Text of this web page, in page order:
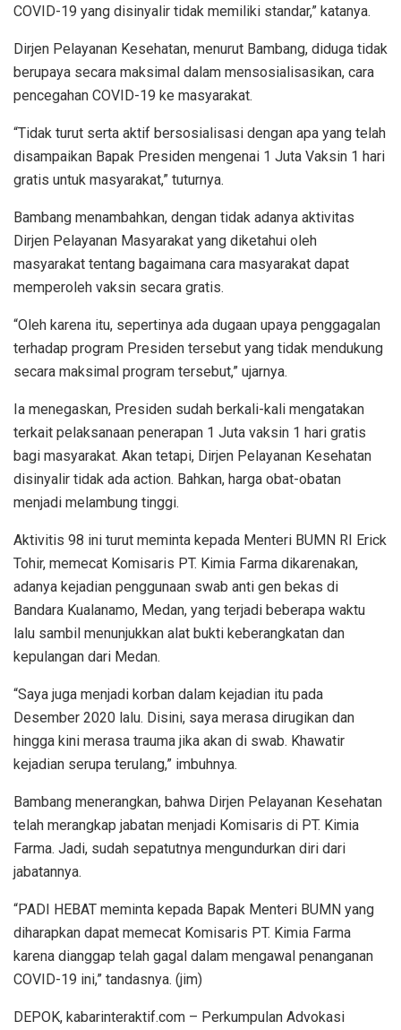
COVID-19 yang disinyalir tidak memiliki standar,” katanya.
Dirjen Pelayanan Kesehatan, menurut Bambang, diduga tidak
berupaya secara maksimal dalam mensosialisasikan, cara
pencegahan COVID-19 ke masyarakat.
“Tidak turut serta aktif bersosialisasi dengan apa yang telah
disampaikan Bapak Presiden mengenai 1 Juta Vaksin 1 hari
gratis untuk masyarakat,” tuturnya.
Bambang menambahkan, dengan tidak adanya aktivitas
Dirjen Pelayanan Masyarakat yang diketahui oleh
masyarakat tentang bagaimana cara masyarakat dapat
memperoleh vaksin secara gratis.
“Oleh karena itu, sepertinya ada dugaan upaya penggagalan
terhadap program Presiden tersebut yang tidak mendukung
secara maksimal program tersebut,” ujarnya.
Ia menegaskan, Presiden sudah berkali-kali mengatakan
terkait pelaksanaan penerapan 1 Juta vaksin 1 hari gratis
bagi masyarakat. Akan tetapi, Dirjen Pelayanan Kesehatan
disinyalir tidak ada action. Bahkan, harga obat-obatan
menjadi melambung tinggi.
Aktivitis 98 ini turut meminta kepada Menteri BUMN RI Erick
Tohir, memecat Komisaris PT. Kimia Farma dikarenakan,
adanya kejadian penggunaan swab anti gen bekas di
Bandara Kualanamo, Medan, yang terjadi beberapa waktu
lalu sambil menunjukkan alat bukti keberangkatan dan
kepulangan dari Medan.
“Saya juga menjadi korban dalam kejadian itu pada
Desember 2020 lalu. Disini, saya merasa dirugikan dan
hingga kini merasa trauma jika akan di swab. Khawatir
kejadian serupa terulang,” imbuhnya.
Bambang menerangkan, bahwa Dirjen Pelayanan Kesehatan
telah merangkap jabatan menjadi Komisaris di PT. Kimia
Farma. Jadi, sudah sepatutnya mengundurkan diri dari
jabatannya.
“PADI HEBAT meminta kepada Bapak Menteri BUMN yang
diharapkan dapat memecat Komisaris PT. Kimia Farma
karena dianggap telah gagal dalam mengawal penanganan
COVID-19 ini,” tandasnya. (jim)
DEPOK, kabarinteraktif.com – Perkumpulan Advokasi